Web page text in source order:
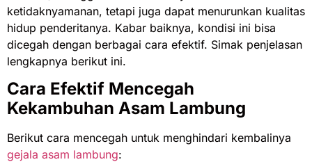
ketidaknyamanan, tetapi juga dapat menurunkan kualitas
hidup penderitanya. Kabar baiknya, kondisi ini bisa
dicegah dengan berbagai cara efektif. Simak penjelasan
lengkapnya berikut ini.
Cara Efektif Mencegah
Kekambuhan Asam Lambung
Berikut cara mencegah untuk menghindari kembalinya
gejala asam lambung: